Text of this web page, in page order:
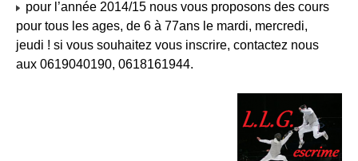
pour l’année 2014/15 nous vous proposons des cours
pour tous les ages, de 6 à 77ans le mardi, mercredi,
jeudi ! si vous souhaitez vous inscrire, contactez nous
aux 0619040190, 0618161944.